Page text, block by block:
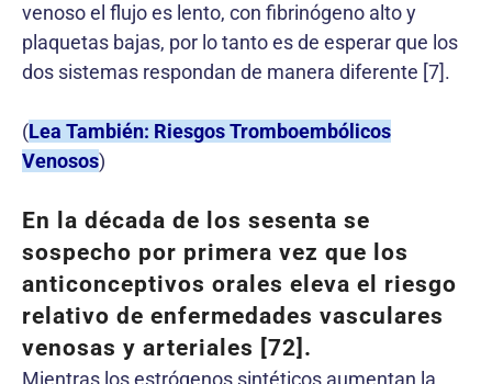
venoso el flujo es lento, con fibrinógeno alto y
plaquetas bajas, por lo tanto es de esperar que los
dos sistemas respondan de manera diferente [7].
(Lea También: Riesgos Tromboembólicos
Venosos)
En la década de los sesenta se
sospecho por primera vez que los
anticonceptivos orales eleva el riesgo
relativo de enfermedades vasculares
venosas y arteriales [72].
Mientras los estrógenos sintéticos aumentan la